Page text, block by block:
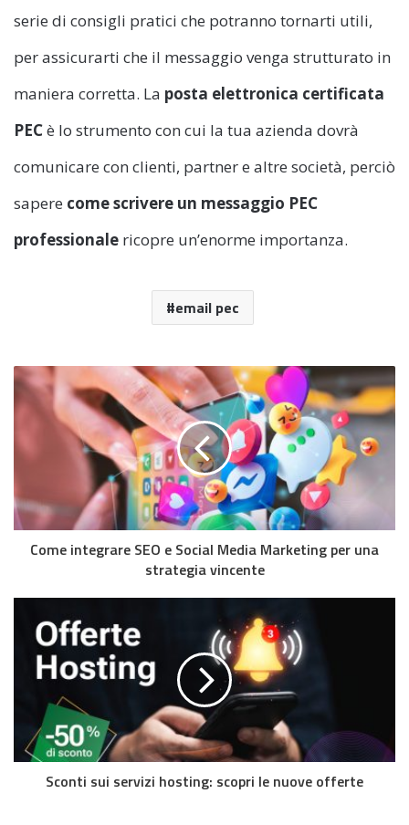
serie di consigli pratici che potranno tornarti utili,
per assicurarti che il messaggio venga strutturato in
maniera corretta. La posta elettronica certificata
PECè lo strumento con cui la tua azienda dovrà
comunicare con clienti, partner e altre società, perciò
sapere come scrivere un messaggio PEC
professionale ricopre un’enorme importanza.
email pec
Come integrare SEO e Social Media Marketing per una
strategia vincente
Sconti sui servizi hosting: scopri le nuove offerte